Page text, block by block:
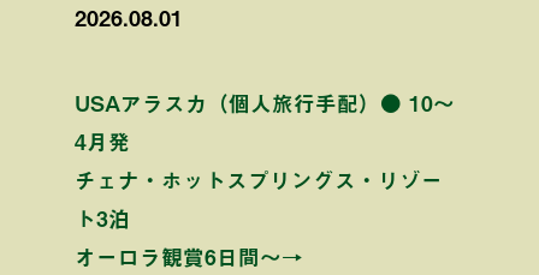
2026.08.01
USAアラスカ（個人旅行手配）● 10〜
4月発
チェナ・ホットスプリングス・リゾー
ト3泊
オーロラ観賞6日間〜→